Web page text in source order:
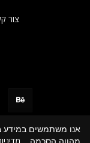
צור
אנו משתמשים במידע